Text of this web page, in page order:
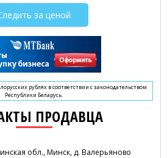
за ценой
рублях в соответствии с законодательством
Республики Беларусь.
ПРОДАВЦА
обл., Минск, д. Валерьяново